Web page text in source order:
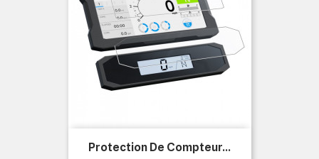
Protection De Compteur...